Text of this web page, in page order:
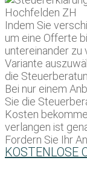
Indem Sie
um eine Offerte
untereinander zu
Variante
die
Bei nur einem
Sie die
Kosten
verlangen ist
Fordern Sie Ihr
KOSTENLOSE